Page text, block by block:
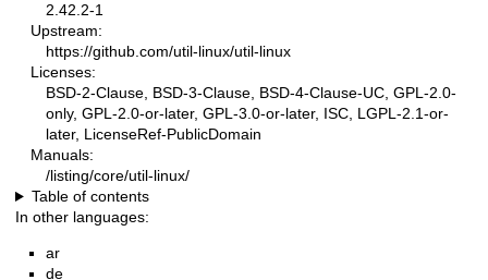
2.42.2-1
Upstream:
https://github.com/util-linux/util-linux
Licenses:
BSD-2-Clause, BSD-3-Clause, BSD-4-Clause-UC, GPL-2.0-
only, GPL-2.0-or-later, GPL-3.0-or-later, ISC, LGPL-2.1-or-
later, LicenseRef-PublicDomain
Manuals:
/listing/core/util-linux/
Table of contents
In other languages:
ar
de